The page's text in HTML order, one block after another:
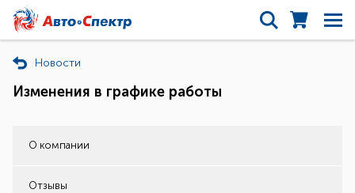
Новости
Изменения в графике работы
О компании
Отзывы